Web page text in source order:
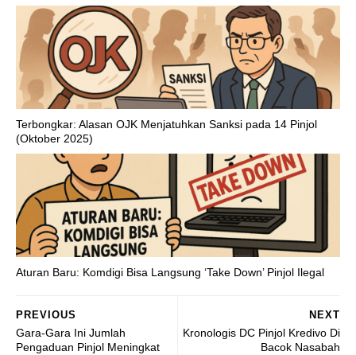
Terbongkar: Alasan OJK Menjatuhkan Sanksi pada 14 Pinjol
(Oktober 2025)
Aturan Baru: Komdigi Bisa Langsung ‘Take Down’ Pinjol Ilegal
NEXT
Kronologis DC Pinjol Kredivo Di
Bacok Nasabah
PREVIOUS
Gara-Gara Ini Jumlah
Pengaduan Pinjol Meningkat